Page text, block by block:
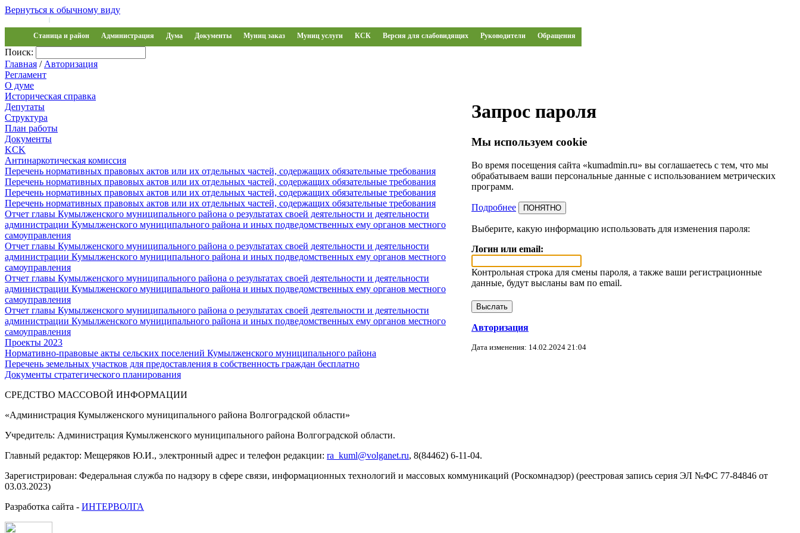
Вернуться к обычному виду
|
Станица и район Администрация Дума Документы Муниц заказ Муниц услуги КСК Версия для слабовидящих Руководители Обращения
Поиск:
Главная / Авторизация
Регламент
О думе
Историческая справка
Депутаты
Структура
План работы
Документы
KCK
Антинаркотическая комиссия
Перечень нормативных правовых актов или их отдельных частей, содержащих обязательные требования
Перечень нормативных правовых актов или их отдельных частей, содержащих обязательные требования
Перечень нормативных правовых актов или их отдельных частей, содержащих обязательные требования
Перечень нормативных правовых актов или их отдельных частей, содержащих обязательные требования
Отчет главы Кумылженского муниципального района о результатах своей деятельности и деятельности
администрации Кумылженского муниципального района и иных подведомственных ему органов местного
самоуправления
Отчет главы Кумылженского муниципального района о результатах своей деятельности и деятельности
администрации Кумылженского муниципального района и иных подведомственных ему органов местного
самоуправления
Отчет главы Кумылженского муниципального района о результатах своей деятельности и деятельности
администрации Кумылженского муниципального района и иных подведомственных ему органов местного
самоуправления
Отчет главы Кумылженского муниципального района о результатах своей деятельности и деятельности
администрации Кумылженского муниципального района и иных подведомственных ему органов местного
самоуправления
Проекты 2023
Нормативно-правовые акты сельских поселений Кумылженского муниципального района
Перечень земельных участков для предоставления в собственность граждан бесплатно
Документы стратегического планирования
Запрос пароля
Мы используем cookie
Во время посещения сайта «kumadmin.ru» вы соглашаетесь с тем, что мы
обрабатываем ваши персональные данные с использованием метрических
программ.
Подробнее ПОНЯТНО
Выберите, какую информацию использовать для изменения пароля:
Логин или email:
Контрольная строка для смены пароля, а также ваши регистрационные
данные, будут высланы вам по email.
Авторизация
Дата изменения: 14.02.2024 21:04
СРЕДСТВО МАССОВОЙ ИНФОРМАЦИИ
«Администрация Кумылженского муниципального района Волгоградской области»
Учредитель: Администрация Кумылженского муниципального района Волгоградской области.
Главный редактор: Мещеряков Ю.И., электронный адрес и телефон редакции: ra_kuml@volganet.ru, 8(84462) 6-11-04.
Зарегистрирован: Федеральная служба по надзору в сфере связи, информационных технологий и массовых коммуникаций (Роскомнадзор) (реестровая запись серия ЭЛ №ФС 77-84846 от
03.03.2023)
Разработка сайта - ИНТЕРВОЛГА